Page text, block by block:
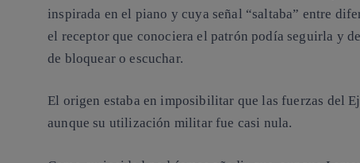
inspirada en el piano y cuya señal “saltaba” entre
el receptor que conociera el patrón podía seguirla y
de bloquear o escuchar.
El origen estaba en imposibilitar que las fuerzas del
aunque su utilización militar fue casi nula.